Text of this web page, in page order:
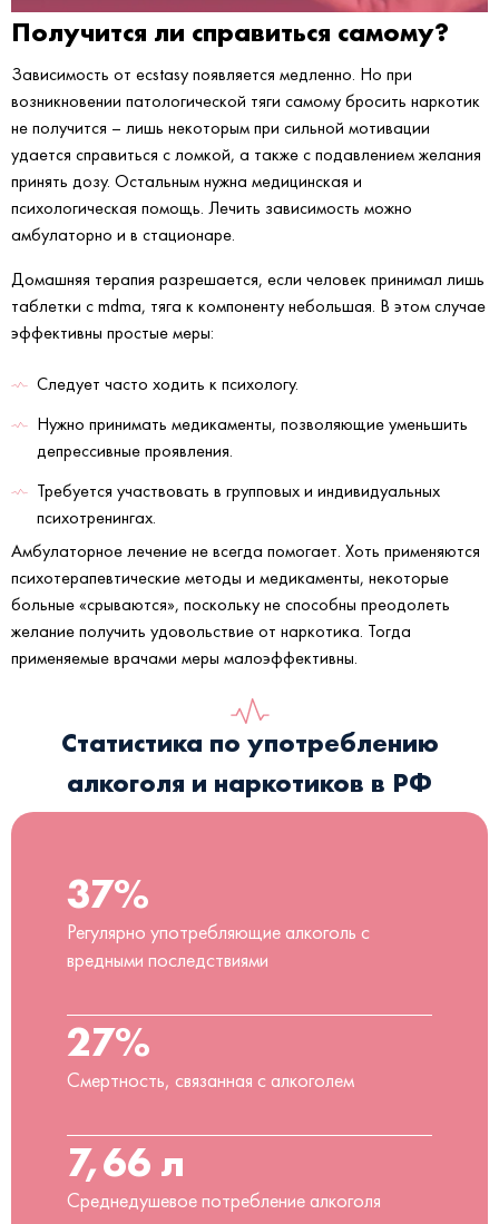
Получится ли справиться самому?
Зависимость от ecstasy появляется медленно. Но при
возникновении патологической тяги самому бросить наркотик
не получится – лишь некоторым при сильной мотивации
удается справиться с ломкой, а также с подавлением желания
принять дозу. Остальным нужна медицинская и
психологическая помощь. Лечить зависимость можно
амбулаторно и в стационаре.
Домашняя терапия разрешается, если человек принимал лишь
таблетки с mdma, тяга к компоненту небольшая. В этом случае
эффективны простые меры:
Следует часто ходить к психологу.
Нужно принимать медикаменты, позволяющие уменьшить
депрессивные проявления.
Требуется участвовать в групповых и индивидуальных
психотренингах.
Амбулаторное лечение не всегда помогает. Хоть применяются
психотерапевтические методы и медикаменты, некоторые
больные «срываются», поскольку не способны преодолеть
желание получить удовольствие от наркотика. Тогда
применяемые врачами меры малоэффективны.
Статистика по употреблению
алкоголя и наркотиков в РФ
37%
Регулярно употребляющие алкоголь с
вредными последствиями
27%
Смертность, связанная с алкоголем
7,66 л
Среднедушевое потребление алкоголя